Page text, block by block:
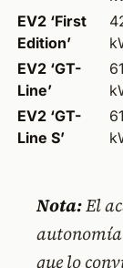
EV2 ‘First
Edition’
EV2 ‘GT-
Line’
EV2 ‘GT-
Line S’
Nota:El
autonomía
que lo